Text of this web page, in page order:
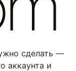
сделать —
аккаунта и